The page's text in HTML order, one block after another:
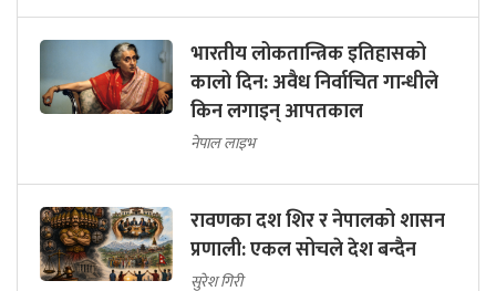
भारतीय लोकतान्त्रिक इतिहासको
कालो दिन: अवैध निर्वाचित गान्धीले
किन लगाइन् आपतकाल
नेपाल लाइभ
रावणका दश शिर र नेपालको शासन
प्रणाली: एकल सोचले देश बन्दैन
सुरेश गिरी